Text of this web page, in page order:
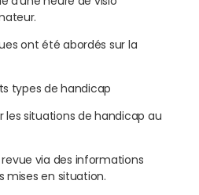
ont été abordés sur la
types de handicap
les situations de handicap au
via des informations
mises en situation.